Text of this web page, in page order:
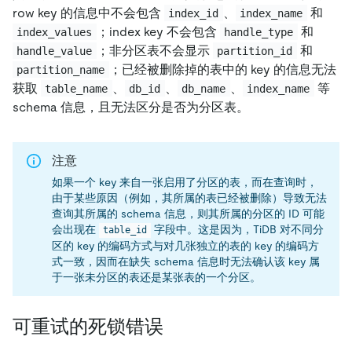
row key 的信息中不会包含
index_id index_name 和
index_values ；index key 不会包含 handle_type 和
handle_value ；非分区表不会显示 partition_id 和
partition_name
；已经被删除掉的表中的 key 的信息无法
获取
table_name db_id db_name index_name
等
schema 信息，且无法区分是否为分区表。
注意
如果一个 key 来自一张启用了分区的表，而在查询时，
由于某些原因（例如，其所属的表已经被删除）导致无法
查询其所属的 schema 信息，则其所属的分区的 ID 可能
会出现在
table_id
字段中。这是因为，TiDB 对不同分
区的 key 的编码方式与对几张独立的表的 key 的编码方
式一致，因而在缺失 schema 信息时无法确认该 key 属
于一张未分区的表还是某张表的一个分区。
可重试的死锁错误